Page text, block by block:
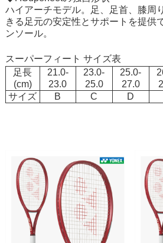
ハイアーチモデル。足、足首、膝周
きる足元の安定性とサポートを提供
ンソール。
スーパーフィート サイズ表
足長
(cm)
21.0-
23.0
23.0-
25.0
25.0-
27.0
サイズ
B C D